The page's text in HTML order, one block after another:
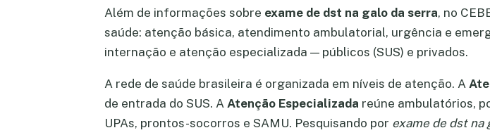
Além de informações sobre exame de dst na galo da serra, no
saúde: atenção básica, atendimento ambulatorial, urgência e
internação e atenção especializada — públicos (SUS) e privados.
A rede de saúde brasileira é organizada em níveis de atenção. A
de entrada do SUS. A Atenção Especializada reúne ambulatórios,
UPAs, prontos-socorros e SAMU. Pesquisando por exame de dst na